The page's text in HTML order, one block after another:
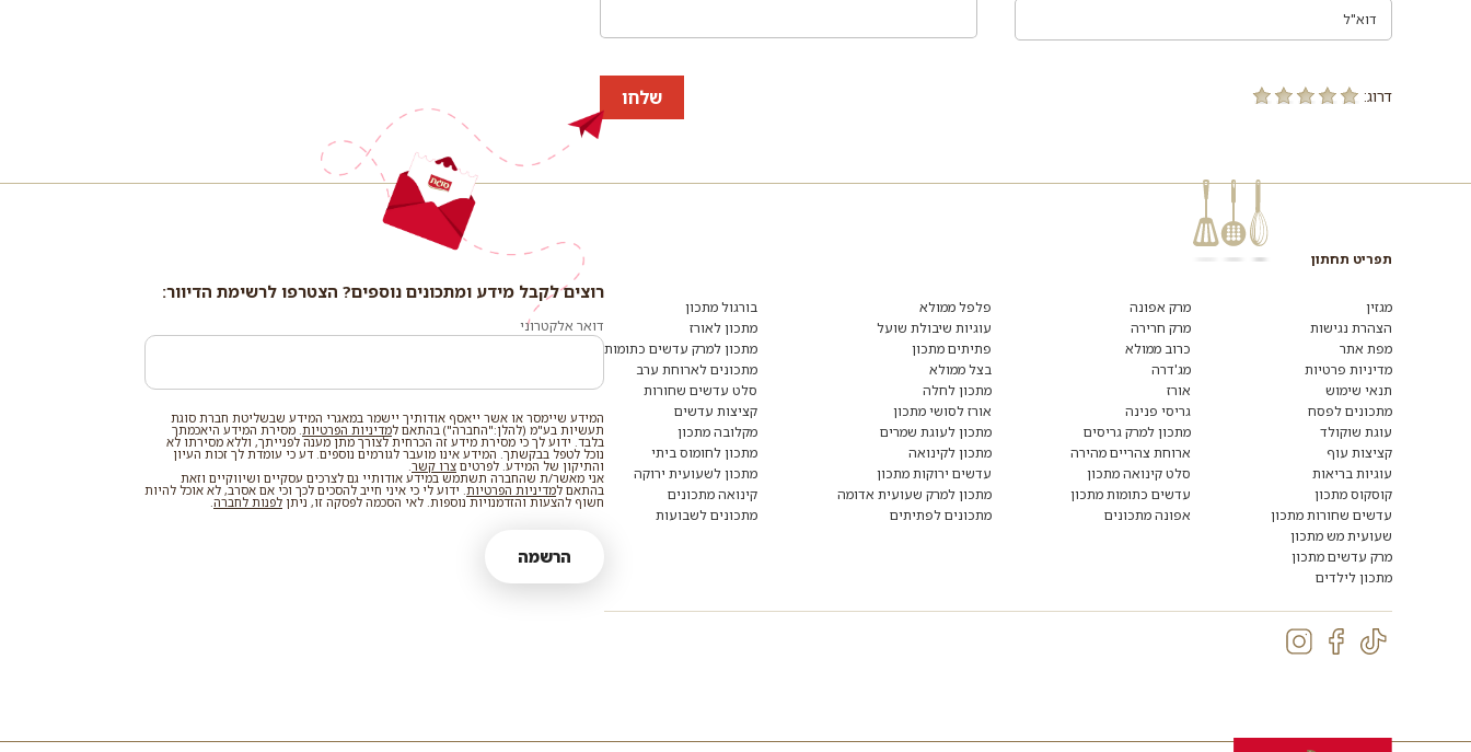
דרוג: שלחו
תפריט תחתון
מגזין
הצהרת נגישות
מפת אתר
מדיניות פרטיות
תנאי שימוש
מתכונים לפסח
עוגת שוקולד
קציצות עוף
עוגיות בריאות
קוסקוס מתכון
עדשים שחורות מתכון
שעועית מש מתכון
מרק עדשים מתכון
מתכון לילדים
מרק אפונה
מרק חרירה
כרוב ממולא
מג'דרה
אורז
גריסי פנינה
מתכון למרק גריסים
ארוחת צהריים מהירה
סלט קינואה מתכון
עדשים כתומות מתכון
אפונה מתכונים
פלפל ממולא
עוגיות שיבולת שועל
פתיתים מתכון
בצל ממולא
מתכון לחלה
אורז לסושי מתכון
מתכון לעוגת שמרים
מתכון לקינואה
עדשים ירוקות מתכון
מתכון למרק שעועית אדומה
מתכונים לפתיתים
בורגול מתכון
מתכון לאורז
מתכון למרק עדשים כתומות
מתכונים לארוחת ערב
סלט עדשים שחורות
קציצות עדשים
מקלובה מתכון
מתכון לחומוס ביתי
מתכון לשעועית ירוקה
קינואה מתכונים
מתכונים לשבועות
רוצים
מידע
ומתכונים
נוספים?
לרשימת
רוצים לקבל מידע ומתכונים נוספים? הצטרפו לרשימת הדיוור:
דואר אלקטרוני
המידע שיימסר או אשר ייאסף אודותיך יישמר במאגרי המידע שבשליטת חברת סוגת
תעשיות בע"מ (להלן:"החברה") בהתאם למדיניות הפרטיות . מסירת המידע היאכמתך
בלבד. ידוע לך כי מסירת מידע זה הכרחית לצורך מתן מענה לפנייתך, וללא מסירתו לא
נוכל לטפל בבקשתך. המידע אינו מועבר לגורמים נוספים. דע כי עומדת לך זכות העיון
והתיקון של המידע. לפרטים צרו קשר
אני מאשר/ת שהחברה תשתמש במידע אודותיי גם לצרכים עסקיים ושיווקיים וזאת
בהתאם למדיניות הפרטיות . ידוע לי כי איני חייב להסכים לכך וכי אם אסרב, לא אוכל להיות
חשוף להצעות והזדמנויות נוספות. לאי הסכמה לפסקה זו, ניתן לפנות לחברה
הרשמה